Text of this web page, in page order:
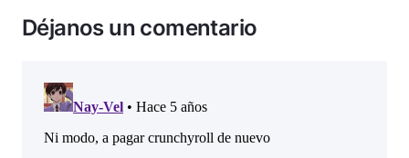
Déjanos un comentario